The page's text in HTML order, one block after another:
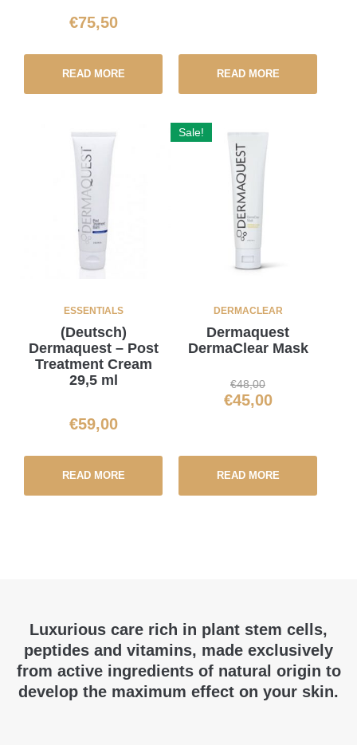
€75,50
READ MORE READ MORE
ESSENTIALS
(Deutsch)
Dermaquest – Post
Treatment Cream
29,5 ml
€59,00
READ MORE
Sale!
DERMACLEAR
Dermaquest
DermaClear Mask
€48,00
€45,00
READ MORE
Luxurious care rich in plant stem cells,
peptides and vitamins, made exclusively
from active ingredients of natural origin to
develop the maximum effect on your skin.